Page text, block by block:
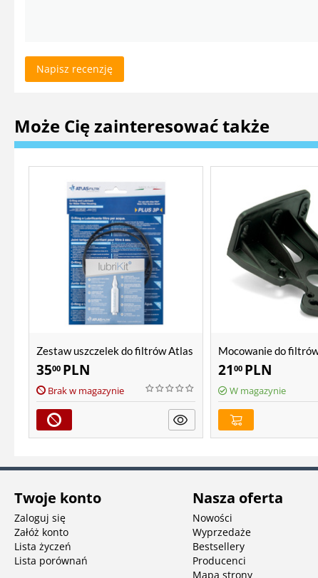
Napisz recenzję
Może Cię zainteresować także
Zestaw uszczelek do filtrów Atlas
Filtri SX, BX
3500 PLN
Brak w magazynie
Mocowanie do
SX, BX, Sanic, Hydra
21 00 PLN
W magazynie
Twoje konto
Zaloguj się
Załóż konto
Lista życzeń
Lista porównań
Nasza oferta
Nowości
Wyprzedaże
Bestsellery
Producenci
Mapa strony